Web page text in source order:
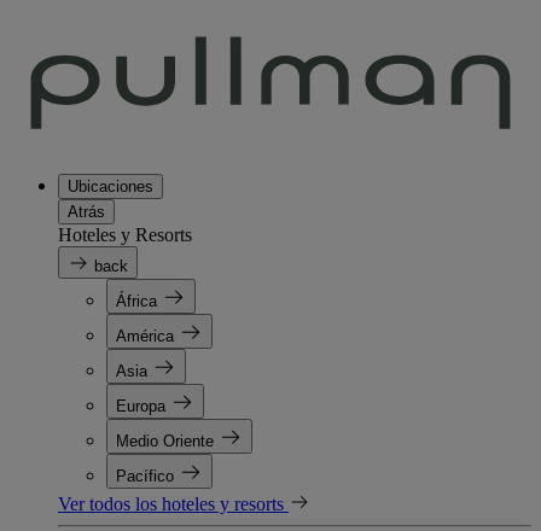
Ubicaciones
Atrás
Hoteles y Resorts
back
África
América
Asia
Europa
Medio Oriente
Pacífico
Ver todos los hoteles y resorts